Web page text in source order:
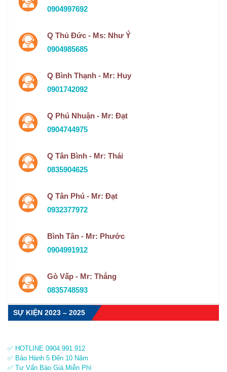
0904997692
Q Thủ Đức - Ms: Như Ý
0904985685
Q Bình Thạnh - Mr: Huy
0901742092
Q Phú Nhuận - Mr: Đạt
0904744975
Q Tân Bình - Mr: Thái
0835904625
Q Tân Phú - Mr: Đạt
0932377972
Bình Tân - Mr: Phước
0904991912
Gò Vấp - Mr: Thắng
0835748593
SỰ KIỆN 2023 – 2025
✅ HOTLINE 0904.991.912
✅ Bảo Hành 5 Đến 10 Năm
✅ Tư Vấn Báo Giá Miễn Phí